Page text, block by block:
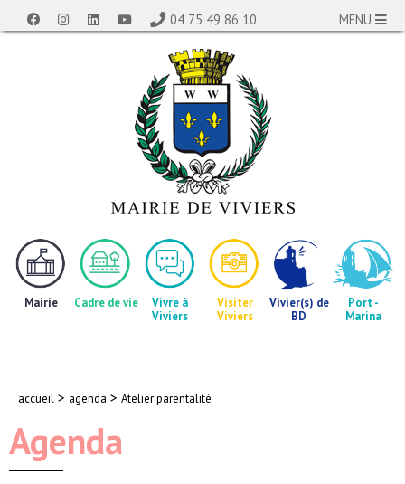
04 75 49 86 10 MENU
Mairie Cadre de vie
Vivre à
Viviers
Visiter
Viviers
Vivier(s) de
BD
Port -
Marina
accueil > agenda > Atelier parentalité
Agenda